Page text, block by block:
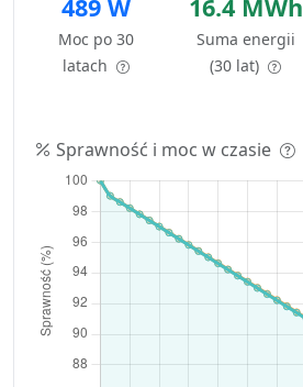
489 W
Moc po 30
latach
16.4 MWh
Suma energii
(30 lat)
Sprawność i moc w czasie